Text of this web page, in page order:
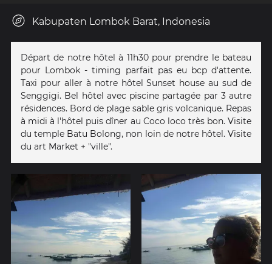
Kabupaten Lombok Barat, Indonesia
Départ de notre hôtel à 11h30 pour prendre le bateau
pour Lombok - timing parfait pas eu bcp d'attente.
Taxi pour aller à notre hôtel Sunset house au sud de
Senggigi. Bel hôtel avec piscine partagée par 3 autre
résidences. Bord de plage sable gris volcanique. Repas
à midi à l'hôtel puis dîner au Coco loco très bon. Visite
du temple Batu Bolong, non loin de notre hôtel. Visite
du art Market + "ville".